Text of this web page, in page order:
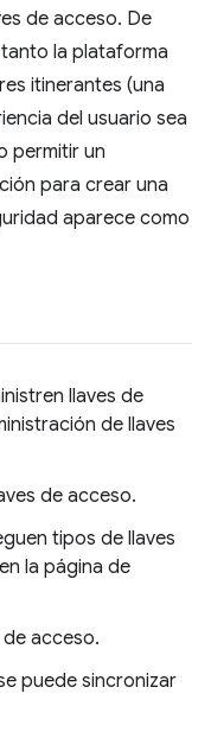
de acceso. De
la plataforma
itinerantes (una
del usuario sea
permitir un
para crear una
aparece como
llaves de
de llaves
de acceso.
tipos de llaves
la página de
acceso.
puede sincronizar